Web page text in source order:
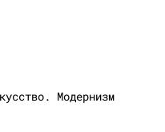
Модернизм